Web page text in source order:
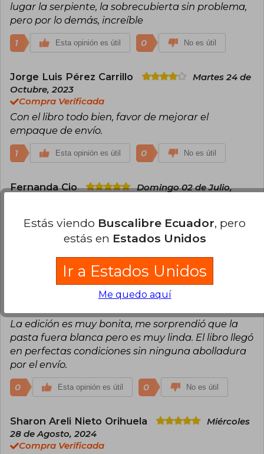
el seudónimo Robert Galbraith, mostrando su
versatilidad como autora.
En 2020, J.K. Rowling volvió a escribir para niños
publicó de forma gratuita en línea durante el
confinamiento; más tarde donó todos los
derechos de autor del libro para ayudar a los
grupos vulnerables más afectados por la
pandemia de Covid-19. J.K. Rowling confiesa
que siempre quiso ser escritora. Vive en Escocia
lugar la serpiente, la sobrecubierta sin problema,
pero por lo demás, increíble
1 Esta opinión es útil 0 No es útil
Jorge Luis Pérez Carrillo
Martes 24 de
Octubre, 2023
Compra Verificada
Con el libro todo bien, favor de mejorar el
empaque de envío.
1 Esta opinión es útil 0 No es útil
Fernanda Cio
Domingo 02 de Julio,
Lo amo!
Andrea Carolina Maldonado Domínguez
Sábado 28 de Septiembre, 2024
La edición es muy bonita, me sorprendió que la
pasta fuera blanca pero es muy linda. El libro llegó
en perfectas condiciones sin ninguna abolladura
por el envío.
0 Esta opinión es útil 0 No es útil
Sharon Areli Nieto Orihuela
Miércoles
28 de Agosto, 2024
Compra Verificada
Estás viendo Buscalibre Ecuador, pero
estás en Estados Unidos
Ir a Estados Unidos
Me quedo aquí